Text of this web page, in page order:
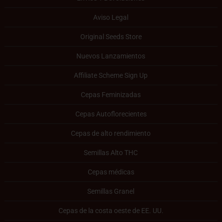
Aviso Legal
Original Seeds Store
Nuevos Lanzamientos
Affiliate Scheme Sign Up
Cepas Feminizadas
Cepas Autoflorecientes
Cepas de alto rendimiento
Semillas Alto THC
Cepas médicas
Semillas Granel
Cepas de la costa oeste de EE. UU.